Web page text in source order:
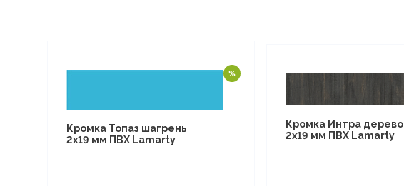
Кромка Топаз шагрень
2х19 мм ПВХ Lamarty
Кромка Интра дерево
2х19 мм ПВХ Lamarty